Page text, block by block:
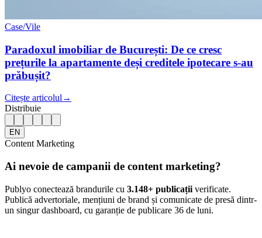
Case/Vile
Paradoxul imobiliar de București: De ce cresc
prețurile la apartamente deși creditele ipotecare s-au
prăbușit?
Citește articolul →
Distribuie
EN
Content Marketing
Ai nevoie de campanii de content marketing?
Publyo conectează brandurile cu 3.148+ publicații verificate.
Publică advertoriale, mențiuni de brand și comunicate de presă dintr-
un singur dashboard, cu garanție de publicare 36 de luni.